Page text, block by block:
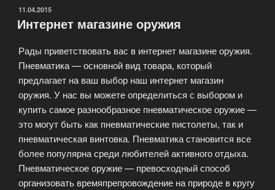
ОПУБЛИКОВАНО
11.04.2015
Интернет магазине оружия
Рады приветствовать вас в интернет магазине оружия.
Пневматика — основной вид товара, который
предлагает на ваш выбор наш интернет магазин
оружия. У нас вы можете определиться с выбором и
купить самое разнообразное пневматическое оружие —
это могут быть как пневматические пистолеты, так и
пневматическая винтовка. Пневматика становится все
более популярна среди любителей активного отдыха.
Пневматическое оружие — превосходный способ
организовать времяпрепровождение на природе в кругу